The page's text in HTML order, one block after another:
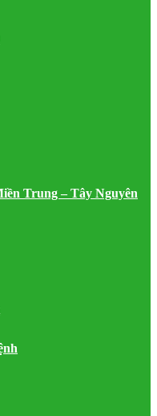
Trung – Tây Nguyên